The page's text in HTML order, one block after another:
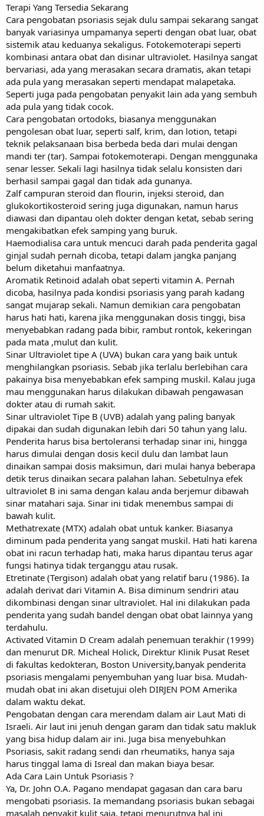
Terapi Yang Tersedia Sekarang
Cara pengobatan psoriasis sejak dulu sampai sekarang sangat
banyak variasinya umpamanya seperti dengan obat luar, obat
sistemik atau keduanya sekaligus. Fotokemoterapi seperti
kombinasi antara obat dan disinar ultraviolet. Hasilnya sangat
bervariasi, ada yang merasakan secara dramatis, akan tetapi
ada pula yang merasakan seperti mendapat malapetaka.
Seperti juga pada pengobatan penyakit lain ada yang sembuh
ada pula yang tidak cocok.
Cara pengobatan ortodoks, biasanya menggunakan
pengolesan obat luar, seperti salf, krim, dan lotion, tetapi
teknik pelaksanaan bisa berbeda beda dari mulai dengan
mandi ter (tar). Sampai fotokemoterapi. Dengan menggunaka
senar lesser. Sekali lagi hasilnya tidak selalu konsisten dari
berhasil sampai gagal dan tidak ada gunanya.
Zalf campuran steroid dan flourin, injeksi steroid, dan
glukokortikosteroid sering juga digunakan, namun harus
diawasi dan dipantau oleh dokter dengan ketat, sebab sering
mengakibatkan efek samping yang buruk.
Haemodialisa cara untuk mencuci darah pada penderita gagal
ginjal sudah pernah dicoba, tetapi dalam jangka panjang
belum diketahui manfaatnya.
Aromatik Retinoid adalah obat seperti vitamin A. Pernah
dicoba, hasilnya pada kondisi psoriasis yang parah kadang
sangat mujarap sekali. Namun demikian cara pengobatan
harus hati hati, karena jika menggunakan dosis tinggi, bisa
menyebabkan radang pada bibir, rambut rontok, kekeringan
pada mata ,mulut dan kulit.
Sinar Ultraviolet tipe A (UVA) bukan cara yang baik untuk
menghilangkan psoriasis. Sebab jika terlalu berlebihan cara
pakainya bisa menyebabkan efek samping muskil. Kalau juga
mau menggunakan harus dilakukan dibawah pengawasan
dokter atau di rumah sakit.
Sinar ultraviolet Tipe B (UVB) adalah yang paling banyak
dipakai dan sudah digunakan lebih dari 50 tahun yang lalu.
Penderita harus bisa bertoleransi terhadap sinar ini, hingga
harus dimulai dengan dosis kecil dulu dan lambat laun
dinaikan sampai dosis maksimun, dari mulai hanya beberapa
detik terus dinaikan secara palahan lahan. Sebetulnya efek
ultraviolet B ini sama dengan kalau anda berjemur dibawah
sinar matahari saja. Sinar ini tidak menembus sampai di
bawah kulit.
Methatrexate (MTX) adalah obat untuk kanker. Biasanya
diminum pada penderita yang sangat muskil. Hati hati karena
obat ini racun terhadap hati, maka harus dipantau terus agar
fungsi hatinya tidak terganggu atau rusak.
Etretinate (Tergison) adalah obat yang relatif baru (1986). Ia
adalah derivat dari Vitamin A. Bisa diminum sendriri atau
dikombinasi dengan sinar ultraviolet. Hal ini dilakukan pada
penderita yang sudah bandel dengan obat obat lainnya yang
terdahulu.
Activated Vitamin D Cream adalah penemuan terakhir (1999)
dan menurut DR. Micheal Holick, Direktur Klinik Pusat Reset
di fakultas kedokteran, Boston University,banyak penderita
psoriasis mengalami penyembuhan yang luar bisa. Mudah-
mudah obat ini akan disetujui oleh DIRJEN POM Amerika
dalam waktu dekat.
Pengobatan dengan cara merendam dalam air Laut Mati di
Israeli. Air laut ini jenuh dengan garam dan tidak satu makluk
yang bisa hidup dalam air ini. Juga bisa menyebuhkan
Psoriasis, sakit radang sendi dan rheumatiks, hanya saja
harus tinggal lama di Isreal dan makan biaya besar.
Ada Cara Lain Untuk Psoriasis ?
Ya, Dr. John O.A. Pagano mendapat gagasan dan cara baru
mengobati psoriasis. Ia memandang psoriasis bukan sebagai
masalah penyakit kulit saja, tetapi menurutnya hal ini